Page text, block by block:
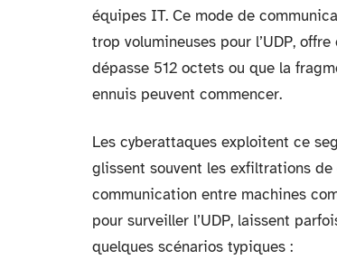
équipes IT. Ce mode de
trop volumineuses pour l’UDP,
dépasse 512 octets ou que la
ennuis peuvent commencer.
Les cyberattaques exploitent ce
glissent souvent les exfiltrations de
communication entre machines
pour surveiller l’UDP, laissent
quelques scénarios typiques :